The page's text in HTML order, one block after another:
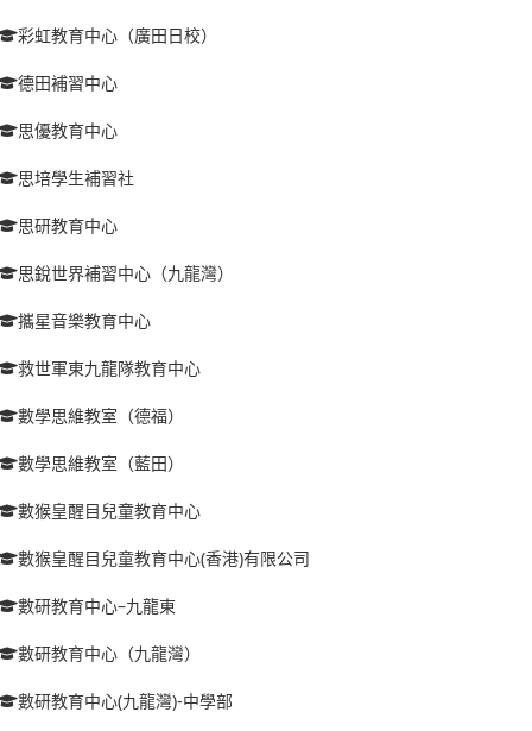
彩虹教育中心（廣田日校）
德田補習中心
思優教育中心
思培學生補習社
思研教育中心
思銳世界補習中心（九龍灣）
攜星音樂教育中心
救世軍東九龍隊教育中心
數學思維教室（德福）
數學思維教室（藍田）
數猴皇醒目兒童教育中心
數猴皇醒目兒童教育中心(香港)有限公司
數研教育中心–九龍東
數研教育中心（九龍灣）
數研教育中心(九龍灣)-中學部